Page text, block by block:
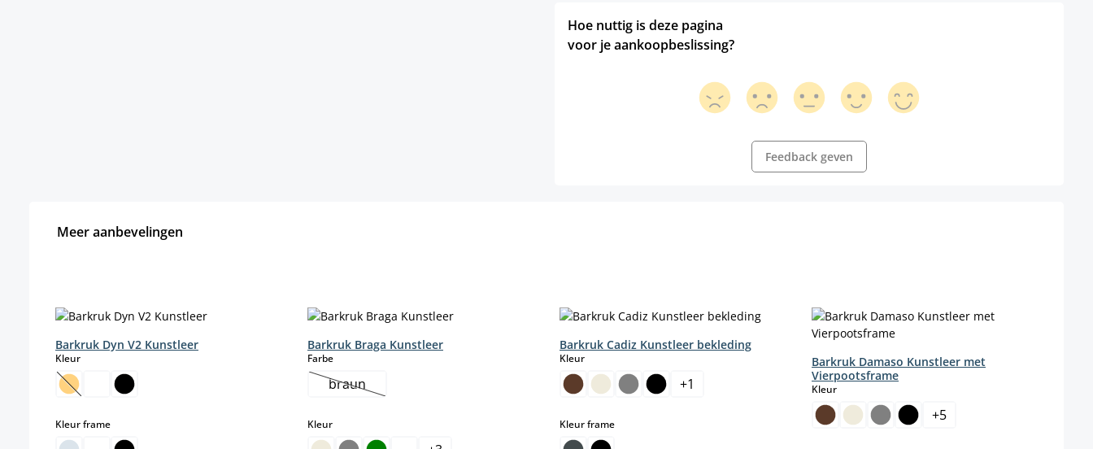
Hoe nuttig is deze pagina
voor je aankoopbeslissing?
Feedback geven
Meer aanbevelingen
Barkruk Dyn V2 Kunstleer
Kleurselect
(Deze optie is momenteel niet beschikbaar.)
Kleur frameselect
Barkruk Braga Kunstleer
Farbeselect
braun(Deze optie is momenteel niet beschikbaar.)
Kleurselect
Barkruk Cadiz Kunstleer bekleding
Kleurselect
+1
Kleur frameselect
Barkruk Damaso Kunstleer met
Vierpootsframe
Kleurselect
+5